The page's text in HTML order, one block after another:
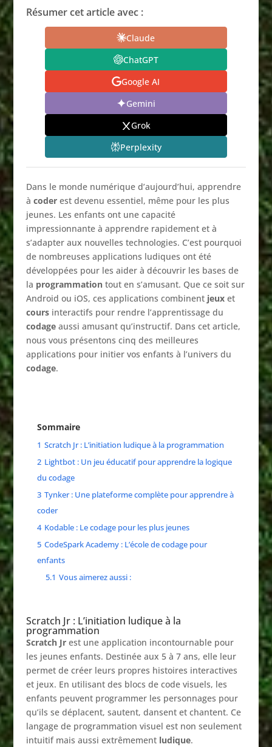
Résumer cet article avec :
Claude
ChatGPT
Google AI
Gemini
Grok
Perplexity
Dans le monde numérique d’aujourd’hui, apprendre
à coderest devenu essentiel, même pour les plus
jeunes. Les enfants ont une capacité
impressionnante à apprendre rapidement et à
s’adapter aux nouvelles technologies. C’est pourquoi
de nombreuses applications ludiques ont été
développées pour les aider à découvrir les bases de
la programmationtout en s’amusant. Que ce soit sur
Android ou iOS, ces applications combinent jeuxet
coursinteractifs pour rendre l’apprentissage du
codageaussi amusant qu’instructif. Dans cet article,
nous vous présentons cinq des meilleures
applications pour initier vos enfants à l’univers du
codage.
Sommaire
1 Scratch Jr : L’initiation ludique à la programmation
2 Lightbot : Un jeu éducatif pour apprendre la logique
du codage
3 Tynker : Une plateforme complète pour apprendre à
coder
4 Kodable : Le codage pour les plus jeunes
5 CodeSpark Academy : L’école de codage pour
enfants
5.1 Vous aimerez aussi :
Scratch Jr : L’initiation ludique à la
programmation
Scratch Jrest une application incontournable pour
les jeunes enfants. Destinée aux 5 à 7 ans, elle leur
permet de créer leurs propres histoires interactives
et jeux. En utilisant des blocs de code visuels, les
enfants peuvent programmer les personnages pour
qu’ils se déplacent, sautent, dansent et chantent. Ce
langage de programmation visuel est non seulement
intuitif mais aussi extrêmement ludique.